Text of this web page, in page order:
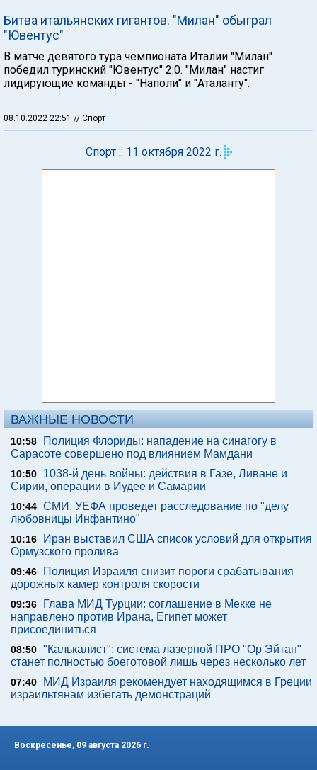
Битва итальянских гигантов. "Милан" обыграл
"Ювентус"
В матче девятого тура чемпионата Италии "Милан"
победил туринский "Ювентус" 2:0. "Милан" настиг
лидирующие команды - "Наполи" и "Аталанту".
08.10.2022 22:51 // Спорт
Спорт :: 11 октября 2022 г.
ВАЖНЫЕ НОВОСТИ
10:58
Полиция Флориды: нападение на синагогу в
Сарасоте совершено под влиянием Мамдани
10:50
1038-й день войны: действия в Газе, Ливане и
Сирии, операции в Иудее и Самарии
10:44 СМИ. УЕФА проведет расследование по "делу
любовницы Инфантино"
10:16
Иран выставил США список условий для открытия
Ормузского пролива
09:46
Полиция Израиля снизит пороги срабатывания
дорожных камер контроля скорости
09:36
Глава МИД Турции: соглашение в Мекке не
направлено против Ирана, Египет может
присоединиться
08:50 "Калькалист": система лазерной ПРО "Ор Эйтан"
станет полностью боеготовой лишь через несколько лет
07:40
МИД Израиля рекомендует находящимся в Греции
израильтянам избегать демонстраций
Воскресенье, 09 августа 2026 г.